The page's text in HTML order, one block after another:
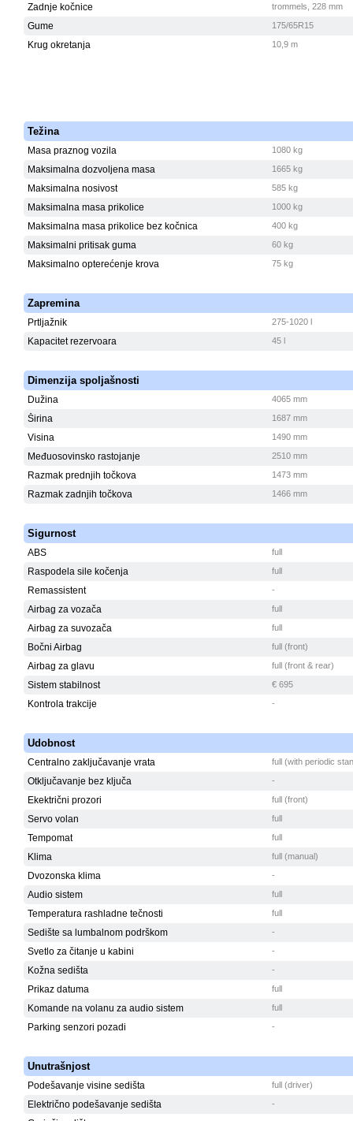
Zadnje kočnice trommels, 228 mm
Gume 175/65R15
Krug okretanja 10,9 m
Težina
Masa praznog vozila 1080 kg
Maksimalna dozvoljena masa 1665 kg
Maksimalna nosivost 585 kg
Maksimalna masa prikolice 1000 kg
Maksimalna masa prikolice bez kočnica 400 kg
Maksimalni pritisak guma 60 kg
Maksimalno opterećenje krova 75 kg
Zapremina
Prtljažnik 275-1020 l
Kapacitet rezervoara 45 l
Dimenzija spoljašnosti
Dužina 4065 mm
Širina 1687 mm
Visina 1490 mm
Međuosovinsko rastojanje 2510 mm
Razmak prednjih točkova 1473 mm
Razmak zadnjih točkova 1466 mm
Sigurnost
ABS full
Raspodela sile kočenja full
Remassistent -
Airbag za vozača full
Airbag za suvozača full
Bočni Airbag full (front)
Airbag za glavu full (front & rear)
Sistem stabilnost € 695
Kontrola trakcije -
Udobnost
Centralno zaključavanje vrata full (with periodic
Otključavanje bez ključa -
Ekektrični prozori full (front)
Servo volan full
Tempomat full
Klima full (manual)
Dvozonska klima -
Audio sistem full
Temperatura rashladne tečnosti full
Sedište sa lumbalnom podrškom -
Svetlo za čitanje u kabini -
Kožna sedišta -
Prikaz datuma full
Komande na volanu za audio sistem full
Parking senzori pozadi -
Unutrašnjost
Podešavanje visine sedišta full (driver)
Električno podešavanje sedišta -